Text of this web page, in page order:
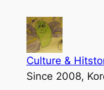
Culture &
Since 2008,